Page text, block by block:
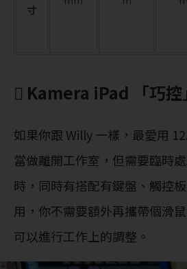
寸
 Kamera iPad 「巧控
如果你跟 Willy 一樣，最愛用
當做離開工作室，但需要臨時
時，同時有搭配有鍵盤、觸控
用，你不需要額外再攜帶個滑
可以進行工作上的調整。